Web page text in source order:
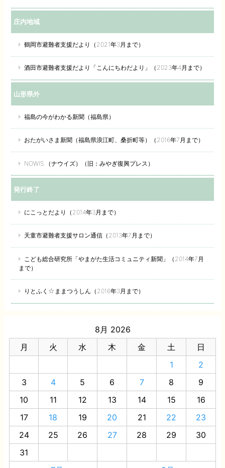
庄内地域
鶴岡市避難者支援だより（2021年3月まで）
酒田市避難者支援だより「こんにちわだより」（2023年4月まで）
山形県外
福島の今がわかる新聞（福島県）
おたがいさま新聞（福島県浪江町、桑折町等）（2016年7月まで）
NOWIS.（ナウイズ）（旧：みやぎ復興プレス）
発行終了
にこっとだより（2014年3月まで）
天童市避難者支援サロン通信（2013年7月まで）
こども総合研究所「やまがた生活コミュニティ新聞」（2014年7月
まで）
りとふく☆ままつうしん（2016年3月まで）
8月 2026
月
火 水 木 金 土
日
1
2
3
4 5 6 7 8
9
10
11 12 13 14 15
16
17
18 19 20 21 22
23
24
25 26 27 28 29
30
31